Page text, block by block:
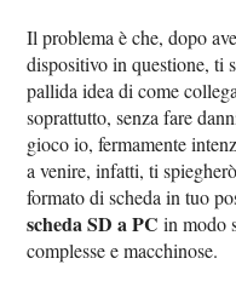
Il problema è che, dopo
dispositivo in questione, ti
pallida idea di come
soprattutto, senza fare
gioco io, fermamente
a venire, infatti, ti
formato di scheda in tuo
scheda SD a PC in modo
complesse e macchinose.